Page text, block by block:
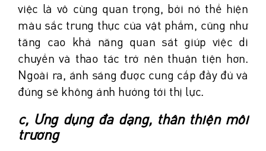
việc là vô cùng quan trọng, bởi nó thể hiện
màu sắc trung thực của vật phẩm, cũng như
tăng cao khả năng quan sát giúp việc di
chuyển và thao tác trở nên thuận tiện hơn.
Ngoài ra, ánh sáng được cung cấp đầy đủ và
đúng sẽ không ảnh hưởng tới thị lực.
c, Ứng dụng đa dạng, thân thiện môi
trường